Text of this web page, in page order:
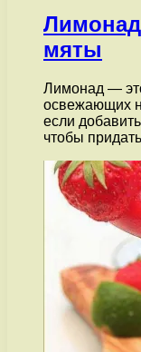
Лимонад
мяты
Лимонад —
освежающих
если
чтобы